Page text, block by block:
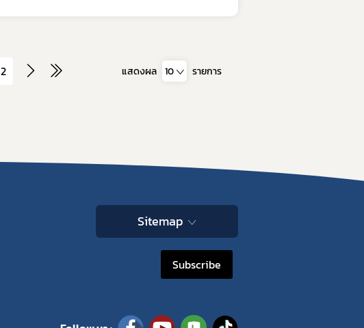
2 แสดงผล 10 รายการ
Sitemap
Subscribe